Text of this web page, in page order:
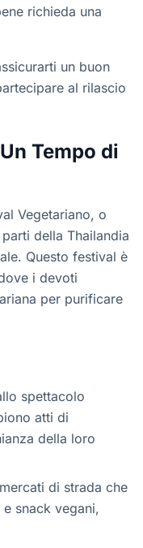
richieda una
un buon
al rilascio
Tempo di
Vegetariano, o
della Thailandia
Questo festival è
i devoti
per purificare
spettacolo
atti di
della loro
di strada che
snack vegani,